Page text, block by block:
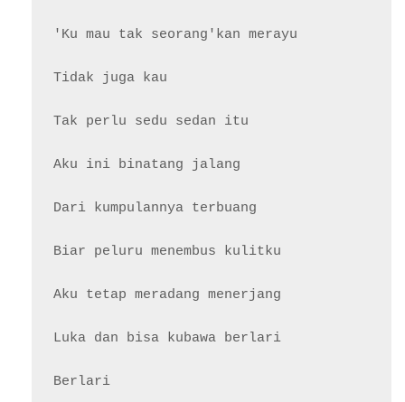
'Ku mau tak seorang'kan merayu
Tidak juga kau
Tak perlu sedu sedan itu
Aku ini binatang jalang
Dari kumpulannya terbuang
Biar peluru menembus kulitku
Aku tetap meradang menerjang
Luka dan bisa kubawa berlari
Berlari